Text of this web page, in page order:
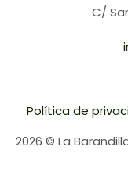
C/
2026 © La
Política de